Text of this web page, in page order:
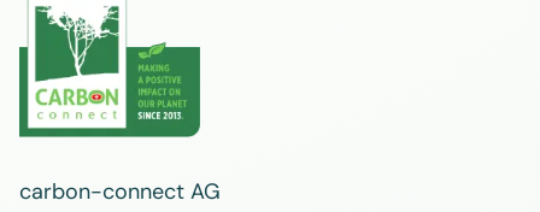
carbon-connect AG